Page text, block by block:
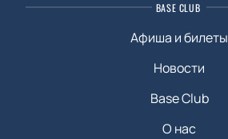
BASE CLUB
Афиша и билеты
Новости
Base Club
О нас